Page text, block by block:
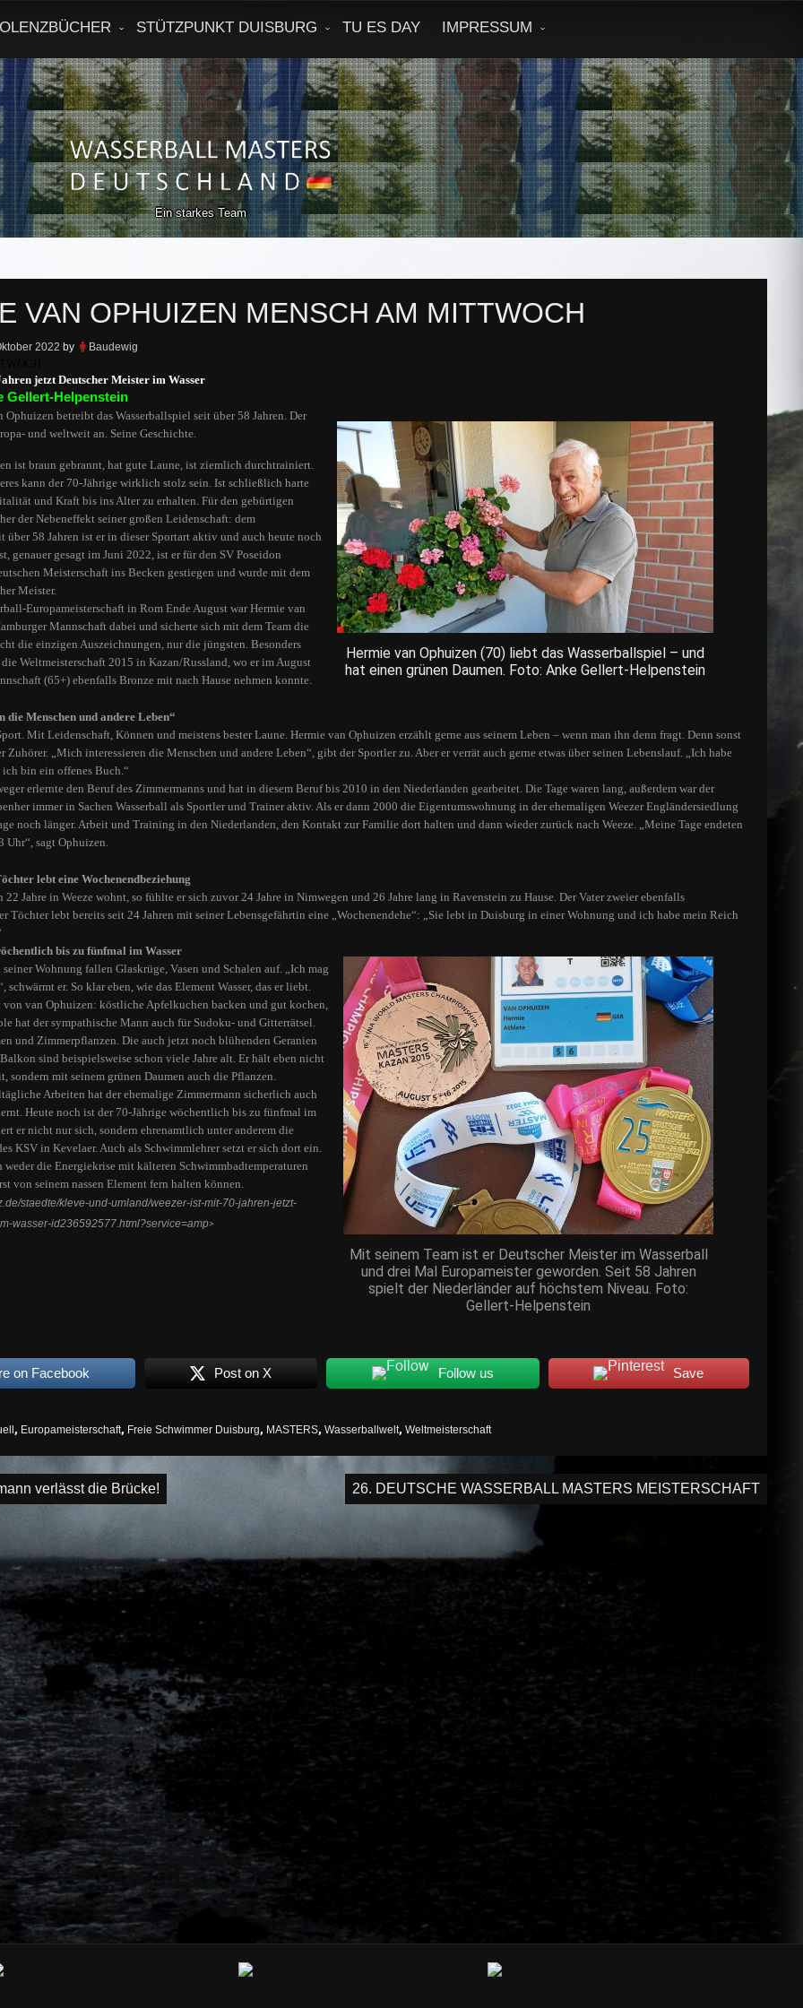
STÜTZPUNKT DUISBURG TU ES DAY IMPRESSUM
Ein starkes Team
VAN OPHUIZEN MENSCH AM MITTWOCH
2022 by Baudewig
jetzt Deutscher Meister im Wasser
Gellert-Helpenstein
Hermie van Ophuizen (70) liebt das Wasserballspiel – und
hat einen grünen Daumen. Foto: Anke Gellert-Helpenstein
Ophuizen betreibt das Wasserballspiel seit über 58 Jahren. Der
und weltweit an. Seine Geschichte.
ist braun gebrannt, hat gute Laune, ist ziemlich durchtrainiert.
kann der 70-Jährige wirklich stolz sein. Ist schließlich harte
und Kraft bis ins Alter zu erhalten. Für den gebürtigen
der Nebeneffekt seiner großen Leidenschaft: dem
über 58 Jahren ist er in dieser Sportart aktiv und auch heute noch
genauer gesagt im Juni 2022, ist er für den SV Poseidon
Meisterschaft ins Becken gestiegen und wurde mit dem
Meister.
Europameisterschaft in Rom Ende August war Hermie van
Mannschaft dabei und sicherte sich mit dem Team die
die einzigen Auszeichnungen, nur die jüngsten. Besonders
Weltmeisterschaft 2015 in Kazan/Russland, wo er im August
(65+) ebenfalls Bronze mit nach Hause nehmen konnte.
die Menschen und andere Leben“
Mit Leidenschaft, Können und meistens bester Laune. Hermie van Ophuizen erzählt gerne aus seinem Leben – wenn man ihn denn fragt. Denn sonst
Zuhörer. „Mich interessieren die Menschen und andere Leben“, gibt der Sportler zu. Aber er verrät auch gerne etwas über seinen Lebenslauf. „Ich habe
bin ein offenes Buch.“
erlernte den Beruf des Zimmermanns und hat in diesem Beruf bis 2010 in den Niederlanden gearbeitet. Die Tage waren lang, außerdem war der
immer in Sachen Wasserball als Sportler und Trainer aktiv. Als er dann 2000 die Eigentumswohnung in der ehemaligen Weezer Engländersiedlung
noch länger. Arbeit und Training in den Niederlanden, den Kontakt zur Familie dort halten und dann wieder zurück nach Weeze. „Meine Tage endeten
Uhr“, sagt Ophuizen.
lebt eine Wochenendbeziehung
22 Jahre in Weeze wohnt, so fühlte er sich zuvor 24 Jahre in Nimwegen und 26 Jahre lang in Ravenstein zu Hause. Der Vater zweier ebenfalls
Töchter lebt bereits seit 24 Jahren mit seiner Lebensgefährtin eine „Wochenendehe“: „Sie lebt in Duisburg in einer Wohnung und ich habe mein Reich
Mit seinem Team ist er Deutscher Meister im Wasserball
und drei Mal Europameister geworden. Seit 58 Jahren
spielt der Niederländer auf höchstem Niveau. Foto:
Gellert-Helpenstein
bis zu fünfmal im Wasser
Wohnung fallen Glaskrüge, Vasen und Schalen auf. „Ich mag
schwärmt er. So klar eben, wie das Element Wasser, das er liebt.
von van Ophuizen: köstliche Apfelkuchen backen und gut kochen,
hat der sympathische Mann auch für Sudoku- und Gitterrätsel.
und Zimmerpflanzen. Die auch jetzt noch blühenden Geranien
sind beispielsweise schon viele Jahre alt. Er hält eben nicht
sondern mit seinem grünen Daumen auch die Pflanzen.
Arbeiten hat der ehemalige Zimmermann sicherlich auch
Heute noch ist der 70-Jährige wöchentlich bis zu fünfmal im
er nicht nur sich, sondern ehrenamtlich unter anderem die
KSV in Kevelaer. Auch als Schwimmlehrer setzt er sich dort ein.
die Energiekrise mit kälteren Schwimmbadtemperaturen
von seinem nassen Element fern halten können.
staedte/kleve-und-umland/weezer-ist-mit-70-jahren-jetzt-
wasser-id236592577.html?service=amp>
on Facebook Post on X Follow us Save
, Europameisterschaft, Freie Schwimmer Duisburg, MASTERS, Wasserballwelt, Weltmeisterschaft
verlässt die Brücke! 26. DEUTSCHE WASSERBALL MASTERS MEISTERSCHAFT